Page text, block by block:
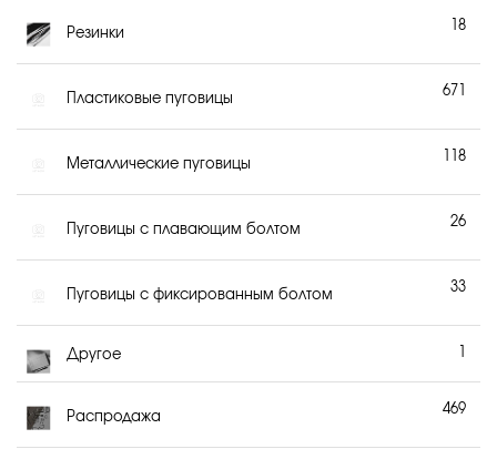
Резинки
18
Пластиковые пуговицы
671
Металлические пуговицы
118
Пуговицы с плавающим болтом
26
Пуговицы с фиксированным болтом
33
Другое
Распродажа
469